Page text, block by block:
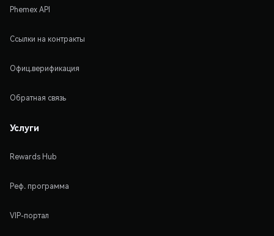
Phemex API
Ссылки на контракты
Офиц.верификация
Обратная связь
Услуги
Rewards Hub
Реф. программа
VIP-портал